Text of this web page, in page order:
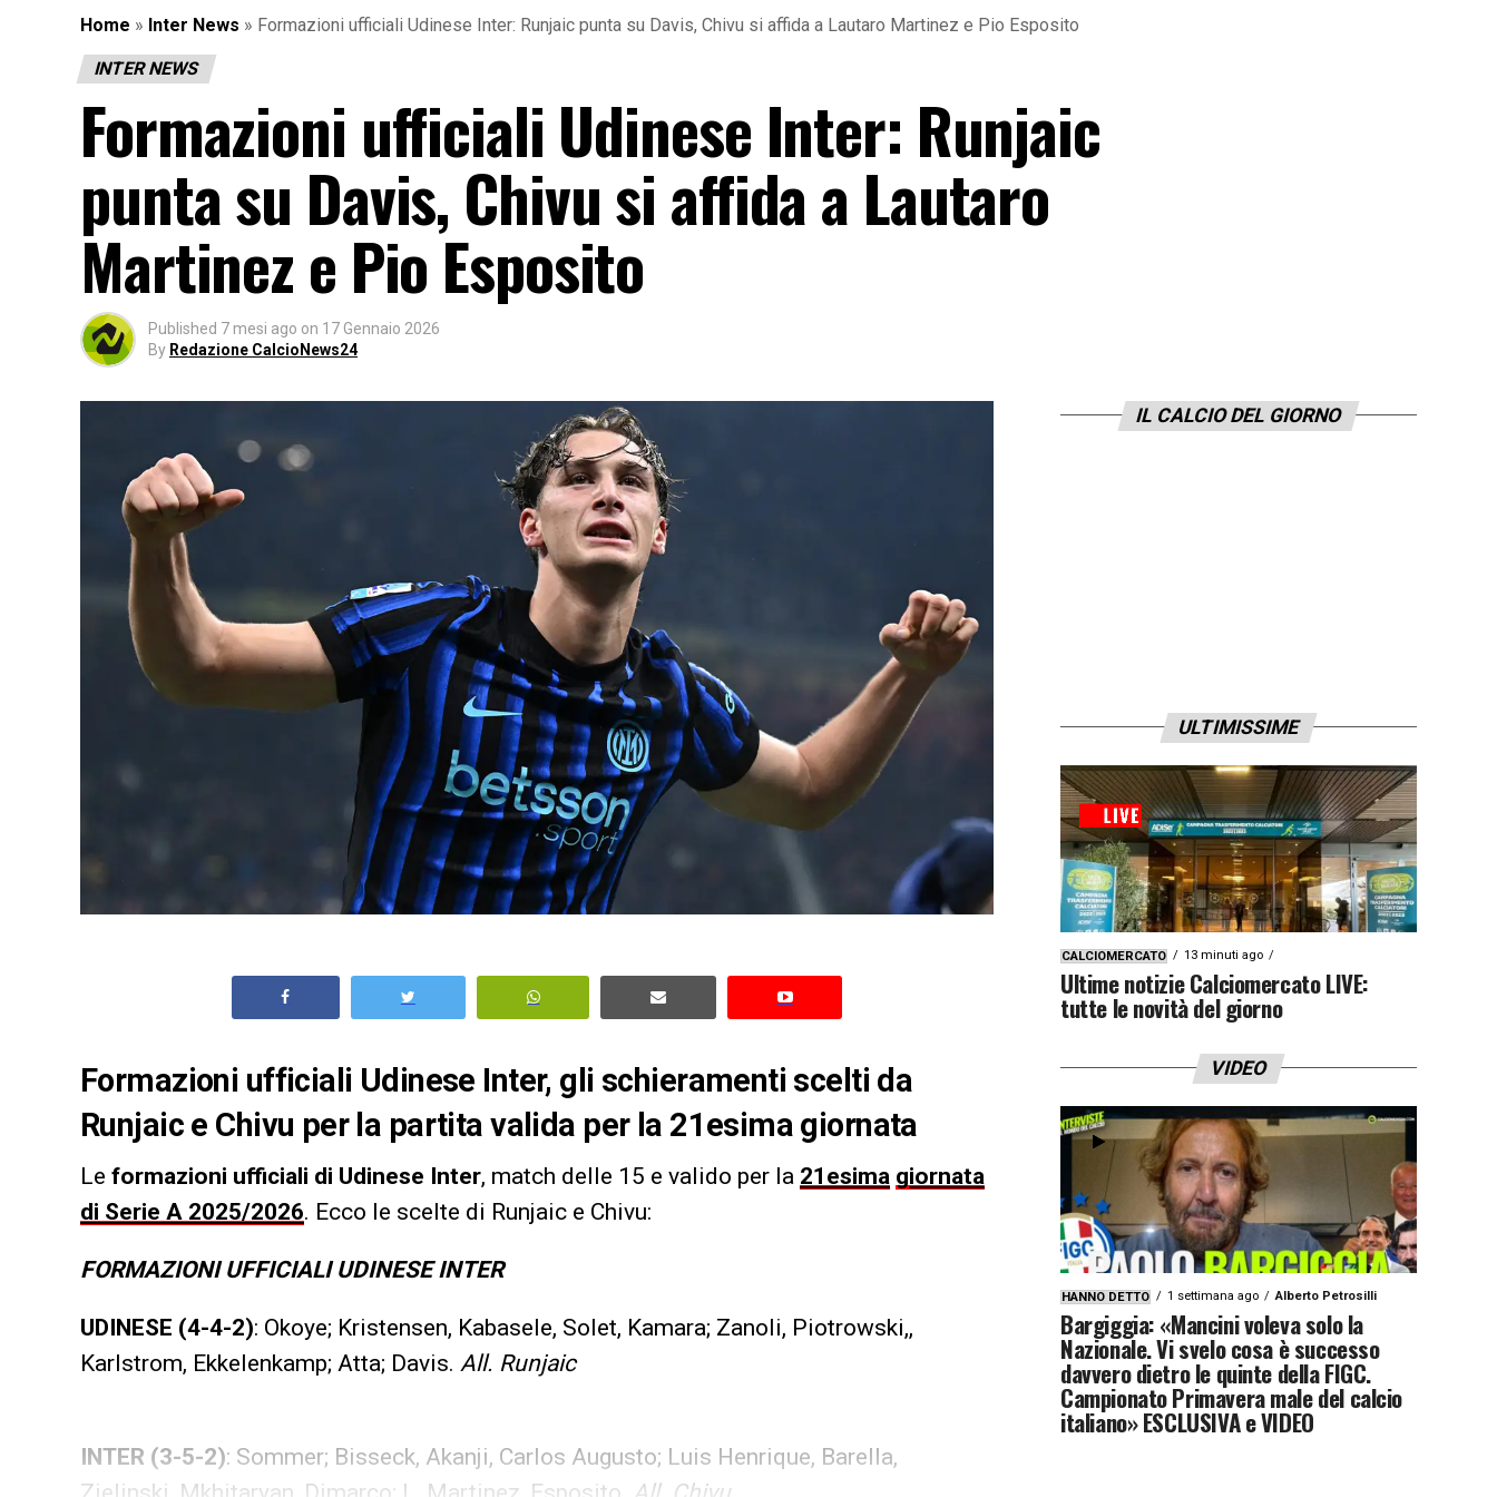
Home » Inter News » Formazioni ufficiali Udinese Inter: Runjaic punta su Davis, Chivu si affida a Lautaro Martinez e Pio Esposito
INTER NEWS
Formazioni ufficiali Udinese Inter: Runjaic
punta su Davis, Chivu si affida a Lautaro
Martinez e Pio Esposito
Published 7 mesi ago on 17 Gennaio 2026
By Redazione CalcioNews24
Formazioni ufficiali Udinese Inter, gli schieramenti scelti da
Runjaic e Chivu per la partita valida per la 21esima giornata
Le formazioni ufficiali di Udinese Inter, match delle 15 e valido per la 21esima giornata
di Serie A 2025/2026. Ecco le scelte di Runjaic e Chivu:
FORMAZIONI UFFICIALI UDINESE INTER
UDINESE (4-4-2): Okoye; Kristensen, Kabasele, Solet, Kamara; Zanoli, Piotrowski,,
Karlstrom, Ekkelenkamp; Atta; Davis. All. Runjaic
INTER (3-5-2): Sommer; Bisseck, Akanji, Carlos Augusto; Luis Henrique, Barella,
IL CALCIO DEL GIORNO
ULTIMISSIME
CALCIOMERCATO 13 minuti ago
Ultime notizie Calciomercato LIVE:
tutte le novità del giorno
VIDEO
HANNO DETTO 1 settimana ago Alberto Petrosilli
Bargiggia: «Mancini voleva solo la
Nazionale. Vi svelo cosa è successo
davvero dietro le quinte della FIGC.
Campionato Primavera male del calcio
italiano» ESCLUSIVA e VIDEO